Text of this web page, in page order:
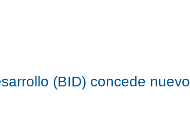
(BID) concede nuevo